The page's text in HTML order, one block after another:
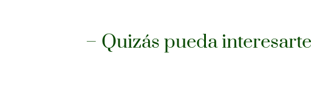
– Quizás pueda